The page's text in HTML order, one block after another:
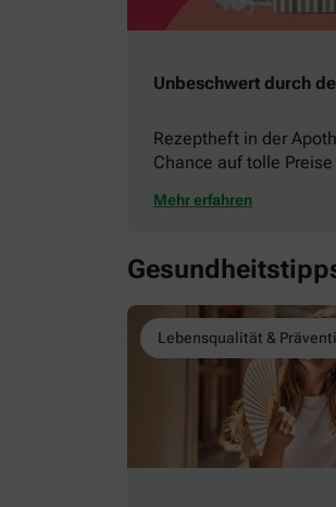
Unbeschwert durch
Rezeptheft in der
Chance auf tolle
Mehr erfahren
Lebensqualität &